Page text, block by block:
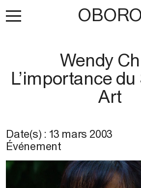
Wendy
L’importance
Art
Date(s) : 13 mars 2003
Événement